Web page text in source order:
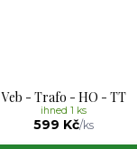
Veb - Trafo - HO - TT
599 Kč/ks
ihned 1 ks